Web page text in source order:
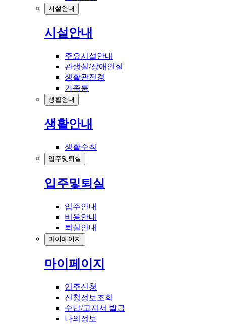
시설안내
시설안내
주요시설안내
관생실/장애인실
생활관전경
가족룸
생활안내
생활안내
생활수칙
입주및퇴실
입주및퇴실
입주안내
비용안내
퇴실안내
마이페이지
마이페이지
입주신청
신청정보조회
수납/고지서 발급
나의정보